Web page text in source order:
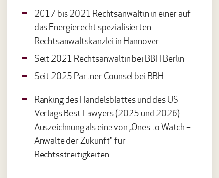
2017 bis 2021 Rechtsanwältin in einer auf
das Energierecht spezialisierten
Rechtsanwaltskanzlei in Hannover
Seit 2021 Rechtsanwältin bei BBH Berlin
Seit 2025 Partner Counsel bei BBH
Ranking des Handelsblattes und des US-
Verlags Best Lawyers (2025 und 2026):
Auszeichnung als eine von „Ones to Watch –
Anwälte der Zukunft"für
Rechtsstreitigkeiten